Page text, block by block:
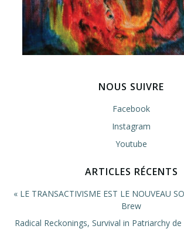
NOUS SUIVRE
Facebook
Instagram
Youtube
ARTICLES RÉCENTS
« LE TRANSACTIVISME EST LE NOUVEAU
Brew
Radical Reckonings, Survival in Patriarchy